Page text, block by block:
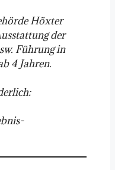
Höxter
der
Führung in
4 Jahren.